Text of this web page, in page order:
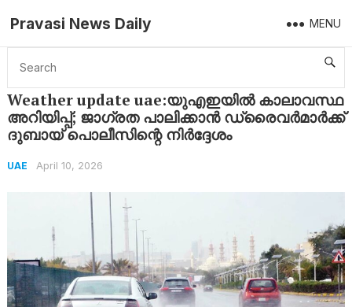
Pravasi News Daily MENU
Home UAE Weather update uae:യുഎഇയിൽ കാലാവസ്ഥ അറിയിപ്പ്‌; ജാഗ്രത പാലിക്കാൻ ഡ്രൈവർമാർക്ക് ദുബായ് പൊലീസിന്റെ നിർദ്ദേശം
Weather update uae:യുഎഇയിൽ കാലാവസ്ഥ
അറിയിപ്പ്‌; ജാഗ്രത പാലിക്കാൻ ഡ്രൈവർമാർക്ക്
ദുബായ് പൊലീസിന്റെ നിർദ്ദേശം
UAE April 10, 2026